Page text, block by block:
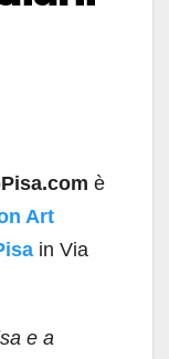
è
Art
in Via
e a